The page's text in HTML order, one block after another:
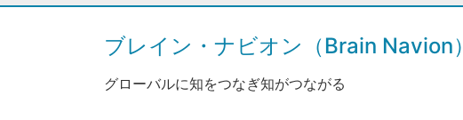
ブレイン・ナビオン（Brain Navion）
グローバルに知をつなぎ知がつながる